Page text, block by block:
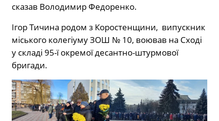
сказав Володимир Федоренко.
Ігор Тичина родом з Коростенщини, випускник
міського колегіуму ЗОШ № 10, воював на Сході
у складі 95-ї окремої десантно-штурмової
бригади.